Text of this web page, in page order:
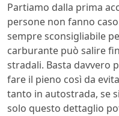
Partiamo dalla prima
persone non fanno
sempre sconsigliabile
carburante può salire
stradali. Basta davvero
fare il pieno così da
tanto in autostrada, se
solo questo dettaglio